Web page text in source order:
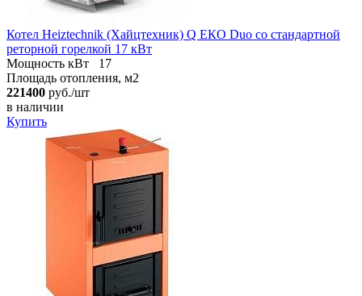
Котел Heiztechnik (Хайцтехник) Q ЕКO Duo со стандартной
реторной горелкой 17 кВт
Мощность кВт
17
Площадь отопления, м2
221400 руб./шт
в наличии
Купить